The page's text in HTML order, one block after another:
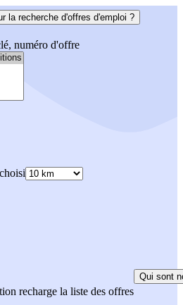
la recherche d'offres d'emploi ?
numéro d'offre
recharge la liste des offres
Qui sont